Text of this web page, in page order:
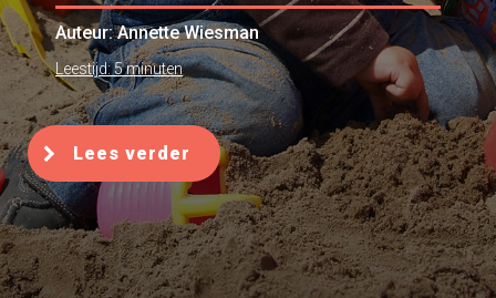
Auteur: Annette Wiesman
Leestijd: 5 minuten
 Lees verder